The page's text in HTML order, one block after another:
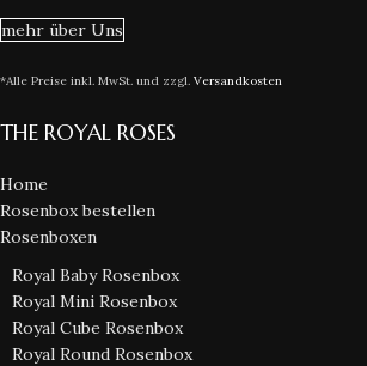
mehr über Uns
*Alle Preise inkl. MwSt. und zzgl. Versandkosten
THE ROYAL ROSES
Home
Rosenbox bestellen
Rosenboxen
Royal Baby Rosenbox
Royal Mini Rosenbox
Royal Cube Rosenbox
Royal Round Rosenbox